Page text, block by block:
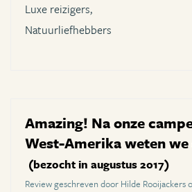
Luxe reizigers,
Natuurliefhebbers
Amazing! Na onze
West-Amerika weten
(bezocht in augustus 2017)
Review geschreven door Hilde Rooijackers